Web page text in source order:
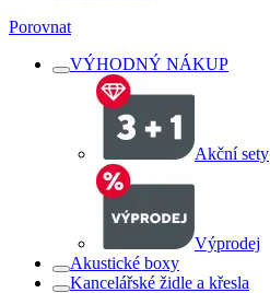
Porovnat
VÝHODNÝ NÁKUP
Akční sety
Výprodej
Akustické boxy
Kancelářské židle a křesla